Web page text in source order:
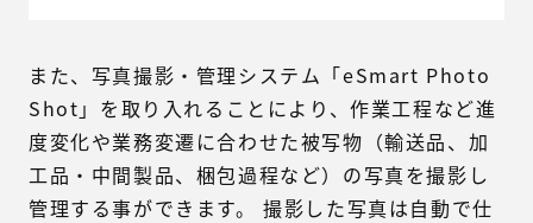
また、写真撮影・管理システム「eSmart Photo
Shot」を取り入れることにより、作業工程など進
度変化や業務変遷に合わせた被写物（輸送品、加
工品・中間製品、梱包過程など）の写真を撮影し
管理する事ができます。 撮影した写真は自動で仕